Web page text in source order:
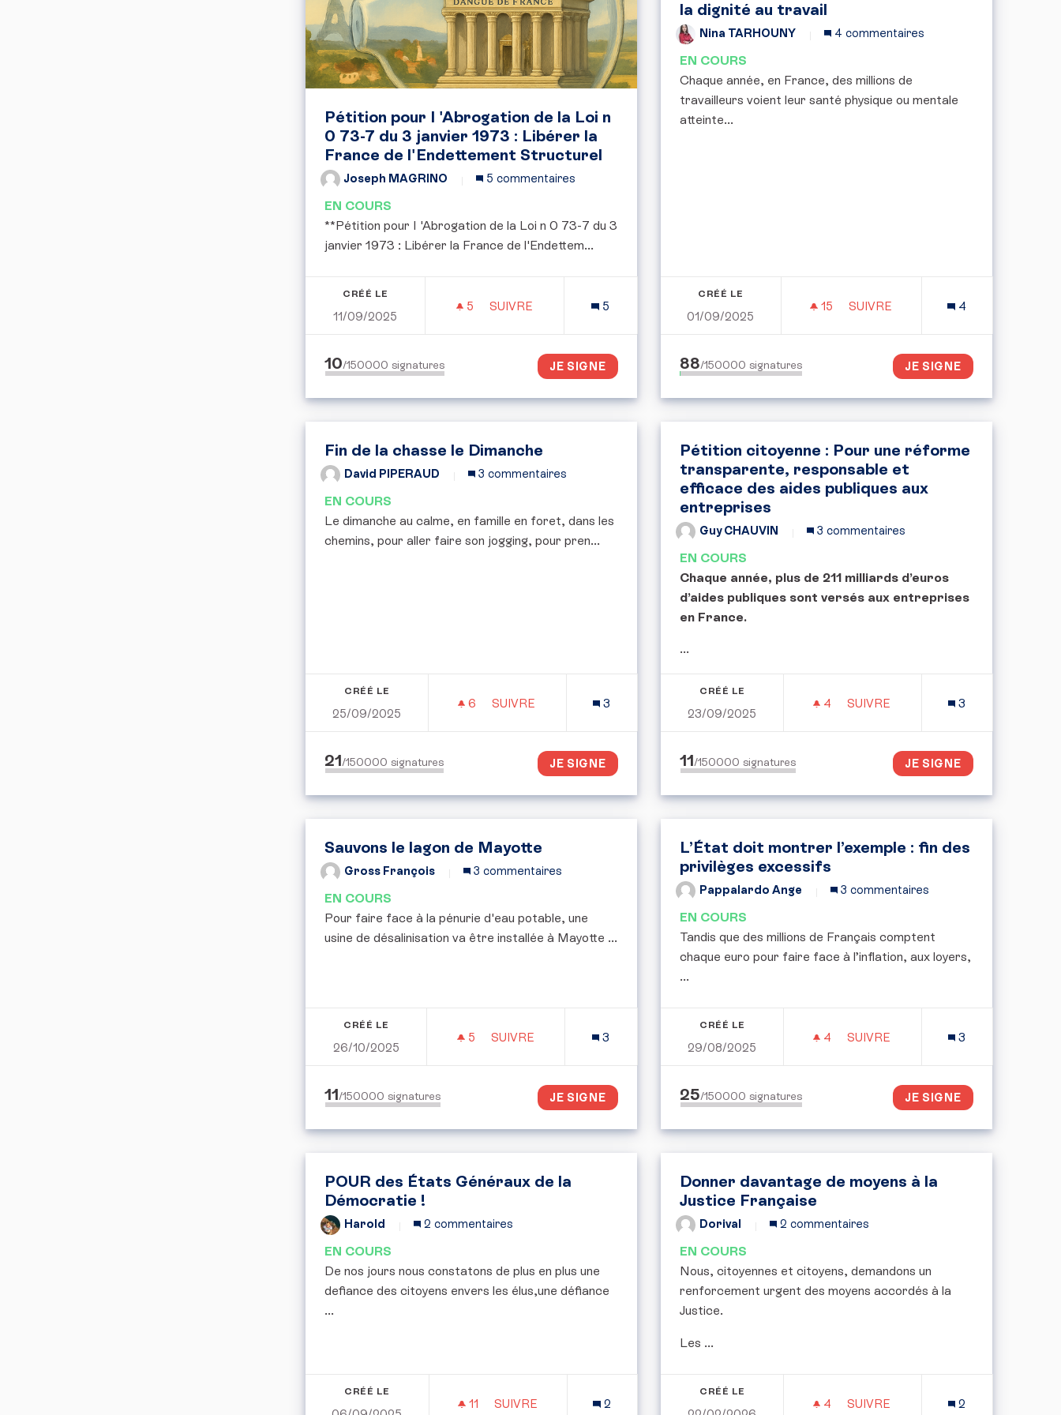
Pétition pour I 'Abrogation de la Loi n
0 73-7 du 3 janvier 1973 : Libérer la
France de l'Endettement Structurel
Joseph MAGRINO 5 commentaires
EN COURS
**Pétition pour I 'Abrogation de la Loi n 0 73-7 du 3
janvier 1973 : Libérer la France de l'Endettem...
CRÉÉ LE
11/09/2025
5 5 ABONNÉS
SUIVRE
PÉTITION POUR I 'ABROGATION DE LA LOI N 0 73-7 DU 3 JANVIER 1973 : LIBÉRER LA FRANCE
5
10/150000 signatures JE SIGNE
la dignité au travail
Nina TARHOUNY 4 commentaires
EN COURS
Chaque année, en France, des millions de
travailleurs voient leur santé physique ou mentale
atteinte...
CRÉÉ LE
01/09/2025
15 15 ABONNÉS
SUIVRE
4
88/150000 signatures JE SIGNE
Fin de la chasse le Dimanche
David PIPERAUD 3 commentaires
EN COURS
Le dimanche au calme, en famille en foret, dans les
chemins, pour aller faire son jogging, pour pren...
CRÉÉ LE
25/09/2025
6 6 ABONNÉS
SUIVRE
FIN DE LA CHASSE LE DIMANCHE
3
21/150000 signatures JE SIGNE
Pétition citoyenne : Pour une réforme
transparente, responsable et
efficace des aides publiques aux
entreprises
Guy CHAUVIN 3 commentaires
EN COURS
Chaque année, plus de 211 milliards d’euros
d’aides publiques sont versés aux entreprises
en France.
...
CRÉÉ LE
23/09/2025
4 4 ABONNÉS
SUIVRE
3
11/150000 signatures JE SIGNE
Sauvons le lagon de Mayotte
Gross François 3 commentaires
EN COURS
Pour faire face à la pénurie d'eau potable, une
usine de désalinisation va être installée à Mayotte ...
CRÉÉ LE
26/10/2025
5 5 ABONNÉS
SUIVRE
SAUVONS LE LAGON DE MAYOTTE
3
11/150000 signatures JE SIGNE
L’État doit montrer l’exemple : fin des
privilèges excessifs
Pappalardo Ange 3 commentaires
EN COURS
Tandis que des millions de Français comptent
chaque euro pour faire face à l’inflation, aux loyers,
...
CRÉÉ LE
29/08/2025
4 4 ABONNÉS
SUIVRE
3
25/150000 signatures JE SIGNE
POUR des États Généraux de la
Démocratie !
Harold 2 commentaires
EN COURS
De nos jours nous constatons de plus en plus une
defiance des citoyens envers les élus,une défiance
...
CRÉÉ LE
11 11 ABONNÉS
SUIVRE
2
Donner davantage de moyens à la
Justice Française
Dorival 2 commentaires
EN COURS
Nous, citoyennes et citoyens, demandons un
renforcement urgent des moyens accordés à la
Justice.
Les ...
CRÉÉ LE
4 4 ABONNÉS
SUIVRE
2